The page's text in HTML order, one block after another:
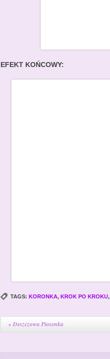
EFEKT KOŃCOWY:
TAGS: KORONKA, KROK PO KROKU,
«Deszczowa Piosenka